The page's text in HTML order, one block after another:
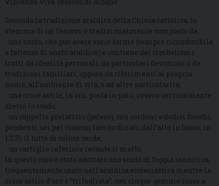
Secondo la tradizione araldica della Chiesa cattolica, lo
stemma di un Vescovo è tradizionalmente composto da:
- uno scudo, che può avere varie forme (sempre riconducibile
a fattezze di scudo araldico) e contiene dei simbolismi
tratti da idealità personali, da particolari devozioni o da
tradizioni familiari, oppure da riferimenti al proprio
nome, all’ambiente di vita, o ad altre particolarità;
- una croce astile, in oro, posta in palo, ovvero verticalmente
dietro lo scudo;
- un cappello prelatizio (galero), con cordoni a dodici fiocchi,
pendenti, sei per ciascun lato (ordinati, dall’alto in basso, in
1.2.3), il tutto di colore verde;
- un cartiglio inferiore recante il motto.
In questo caso è stato adottato uno scudo di foggia sannitica,
frequentemente usato nell’araldica ecclesiastica mentre la
croce astile d’oro è “trifogliata”, con cinque gemme rosse a